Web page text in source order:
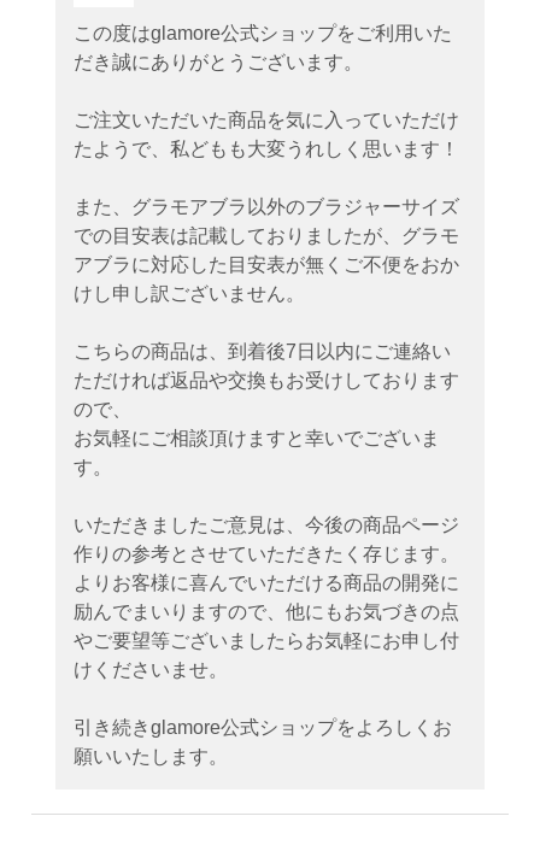
この度はglamore公式ショップをご利用いた
だき誠にありがとうございます。
ご注文いただいた商品を気に入っていただけ
たようで、私どもも大変うれしく思います！
また、グラモアブラ以外のブラジャーサイズ
での目安表は記載しておりましたが、グラモ
アブラに対応した目安表が無くご不便をおか
けし申し訳ございません。
こちらの商品は、到着後7日以内にご連絡い
ただければ返品や交換もお受けしております
ので、
お気軽にご相談頂けますと幸いでございま
す。
いただきましたご意見は、今後の商品ページ
作りの参考とさせていただきたく存じます。
よりお客様に喜んでいただける商品の開発に
励んでまいりますので、他にもお気づきの点
やご要望等ございましたらお気軽にお申し付
けくださいませ。
引き続きglamore公式ショップをよろしくお
願いいたします。